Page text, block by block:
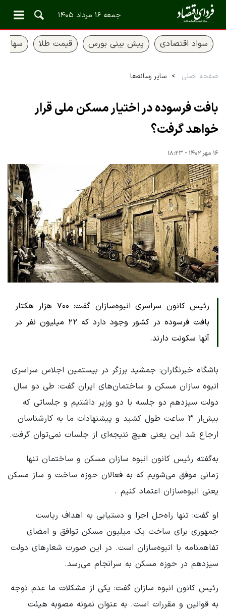
جمعه ۱۶ مرداد ۱۴۰۵
سواد اقتصادی پیش بینی بورس قیمت طلا سهام
صفحه اصلی سایر رسانه‌ها
بافت فرسوده در اختیار مسکن ملی قرار
خواهد گرفت؟
۱۶ مهر ۱۴۰۲ - ۱۸:۲۳
رئیس کانون سراسری انبوه‌سازان گفت: ۷۰۰ هزار هکتار
بافت فرسوده در کشور وجود دارد که ۲۲ میلیون نفر در
آنها سکونت دارند.
باشگاه خبرنگاران: جمشید برزگر در بیستمین اجلاس سراسری
انبوه سازان مسکن و ساختمان‌های ایران گفت: طی دو سال
دولت سیزدهم دو جلسه با دو وزیر داشتیم و جلساتی که
بیش‌از ۳ ساعت طول کشید و پیشنهادات ما به کارشناسان
ارجاع شد این یعنی هیچ نتیجه‌ای از جلسات نمی‌توان گرفت.
به‌گفته رئیس کانون انبوه سازان مسکن و ساختمان تنها
زمانی موفق می‌شویم که به فعالان حوزه ساخت و ساز مسکن
یعنی انبوه‌سازان اعتماد کنیم .
او گفت: تنها راه‌حل اجرا و دستیابی به اهداف ریاست
جمهوری برای ساخت یک میلیون مسکن توافق و امضای
تفاهمنامه با انبوه‌سازان است. در این صورت شعارهای دولت
سیزدهم در حوزه مسکن به سرانجام می‌رسد.
رئیس کانون انبوه سازان گفت: یکی از مشکلات ما عدم توجه
به قوانین و مقررات است. به عنوان نمونه مصوبه هیئت